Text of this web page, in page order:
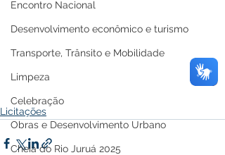
Encontro Nacional
Desenvolvimento econômico e turismo
Transporte, Trânsito e Mobilidade
Limpeza
Celebração
Obras e Desenvolvimento Urbano
Cheia do Rio Juruá 2025
Licitações